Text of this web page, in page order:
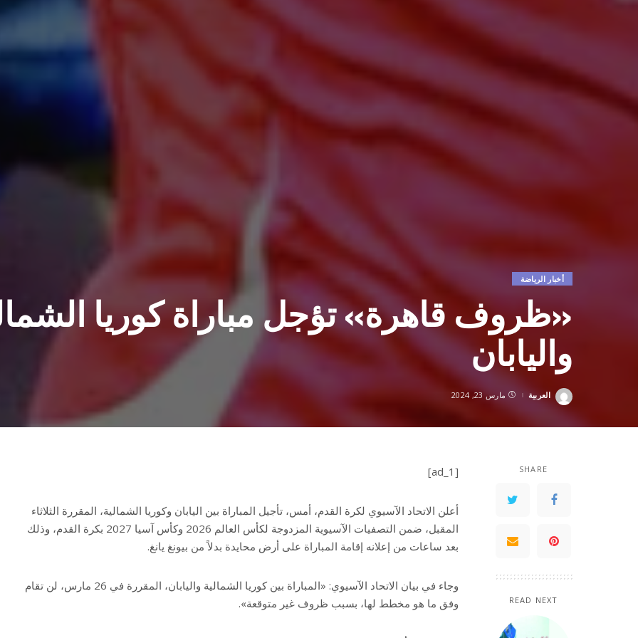
أخبار الرياضة
«ظروف قاهرة» تؤجل مباراة كوريا
واليابان
Posted
العربية مارس 23, 2024
SHARE
READ NEXT
[ad_1]
أعلن الاتحاد الآسيوي لكرة القدم، أمس، تأجيل المباراة بين اليابان وكوريا الشمالية، المقررة الثلاثاء
المقبل، ضمن التصفيات الآسيوية المزدوجة لكأس العالم 2026 وكأس آسيا 2027 بكرة القدم، وذلك
بعد ساعات من إعلانه إقامة المباراة على أرض محايدة بدلاً من بيونغ يانغ.
وجاء في بيان الاتحاد الآسيوي: «المباراة بين كوريا الشمالية واليابان، المقررة في 26 مارس، لن تقام
وفق ما هو مخطط لها، بسبب ظروف غير متوقعة».